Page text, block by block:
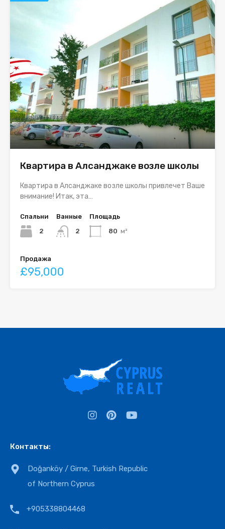
Квартира в Алсанджаке возле школы
Квартира в Алсанджаке возле школы привлечет Ваше
внимание! Итак, эта…
Спальни
2
Ванные
2
Площадь
80 м²
Продажа
£95,000
Контакты:
Doğanköy / Girne, Turkish Republic
of Northern Cyprus
+905338804468